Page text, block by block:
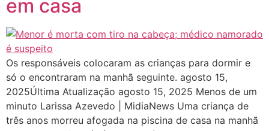
em casa
Os responsáveis colocaram as crianças para dormir e
só o encontraram na manhã seguinte. agosto 15,
2025Última Atualização agosto 15, 2025 Menos de um
minuto Larissa Azevedo | MidiaNews Uma criança de
três anos morreu afogada na piscina de casa na manhã